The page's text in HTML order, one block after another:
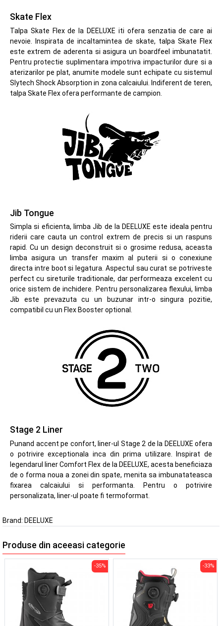
Skate Flex
Talpa Skate Flex de la DEELUXE iti ofera senzatia de care ai
nevoie. Inspirata de incaltamintea de skate, talpa Skate Flex
este extrem de aderenta si asigura un boardfeel imbunatatit.
Pentru protectie suplimentara impotriva impacturilor dure si a
aterizarilor pe plat, anumite modele sunt echipate cu sistemul
Slytech Shock Absorption in zona calcaiului. Indiferent de teren,
talpa Skate Flex ofera performante de campion.
Jib Tongue
Simpla si eficienta, limba Jib de la DEELUXE este ideala pentru
riderii care cauta un control extrem de precis si un raspuns
rapid. Cu un design deconstruit si o grosime redusa, aceasta
limba asigura un transfer maxim al puterii si o conexiune
directa intre boot si legatura. Aspectul sau curat se potriveste
perfect cu sireturile traditionale, dar performeaza excelent cu
orice sistem de inchidere. Pentru personalizarea flexului, limba
Jib este prevazuta cu un buzunar intr-o singura pozitie,
compatibil cu un Flex Booster optional.
Stage 2 Liner
Punand accent pe confort, liner-ul Stage 2 de la DEELUXE ofera
o potrivire exceptionala inca din prima utilizare. Inspirat de
legendarul liner Comfort Flex de la DEELUXE, acesta beneficiaza
de o forma noua a zonei din spate, menita sa imbunatateasca
fixarea calcaiului si performanta. Pentru o potrivire
personalizata, liner-ul poate fi termoformat.
Brand: DEELUXE
Produse din aceeasi categorie
-35% -33%